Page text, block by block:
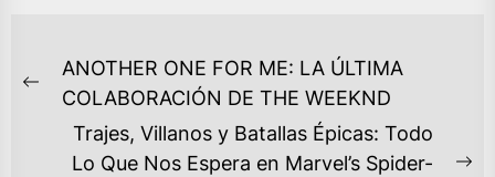
NAVEGACIÓN
DE
ENTRADAS
Previous
ANOTHER ONE FOR ME: LA ÚLTIMA
COLABORACIÓN DE THE WEEKND
Trajes, Villanos y Batallas Épicas: Todo
Lo Que Nos Espera en Marvel’s Spider-